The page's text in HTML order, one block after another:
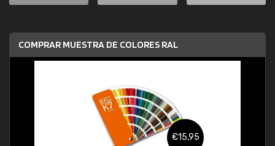
COMPRAR MUESTRA DE COLORES RAL
€15,95